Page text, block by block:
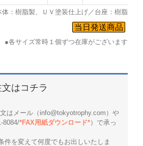
体：樹脂製、ＵＶ塗装仕上げ／台座：樹脂
当日発送商品
●各サイズ常時１個ずつ在庫がございます
はコチラ
はメール（info@tokyotrophy.com）や
8084/*FAX用紙ダウンロード*）で承っ
件を変えて何度でもお出しいたしま